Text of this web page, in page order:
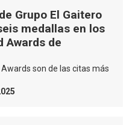
Grupo El Gaitero
medallas en los
Awards de
Awards son de las citas más